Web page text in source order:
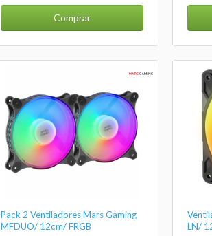
Comprar
Pack 2 Ventiladores Mars Gaming
MFDUO/ 12cm/ FRGB
LN/